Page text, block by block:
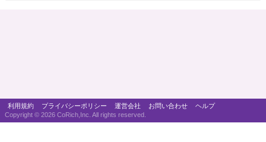
利用規約 プライバシーポリシー 運営会社 お問い合わせ
ヘルプ
Copyright © 2026 CoRich,Inc. All rights reserved.